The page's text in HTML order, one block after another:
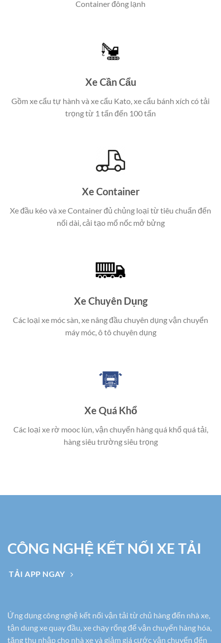
Container đông lạnh
Xe Cần Cẩu
Gồm xe cẩu tự hành và xe cẩu Kato, xe cẩu bánh xích có tải
trọng từ 1 tấn đến 100 tấn
Xe Container
Xe đầu kéo và xe Container đủ chủng loại từ tiêu chuẩn đến
nối dài, cải tạo mổ nốc mở bửng
Xe Chuyên Dụng
Các loại xe móc sàn, xe nâng đầu chuyên dụng vận chuyển
máy móc, ô tô chuyên dụng
Xe Quá Khổ
Các loại xe rờ mooc lùn, vận chuyển hàng quá khổ quá tải,
hàng siêu trường siêu trọng
CÔNG NGHỆ KẾT NỐI XE TẢI
TẢI APP NGAY
Ứng dụng công nghệ kết nối vận tải từ chủ hàng đến nhà xe,
tận dung xe quay đầu, xe chạy rổng để vận chuyển hàng hóa,
tăng thu nhập cho nhà xe và giảm giá cước vận chuyển đến